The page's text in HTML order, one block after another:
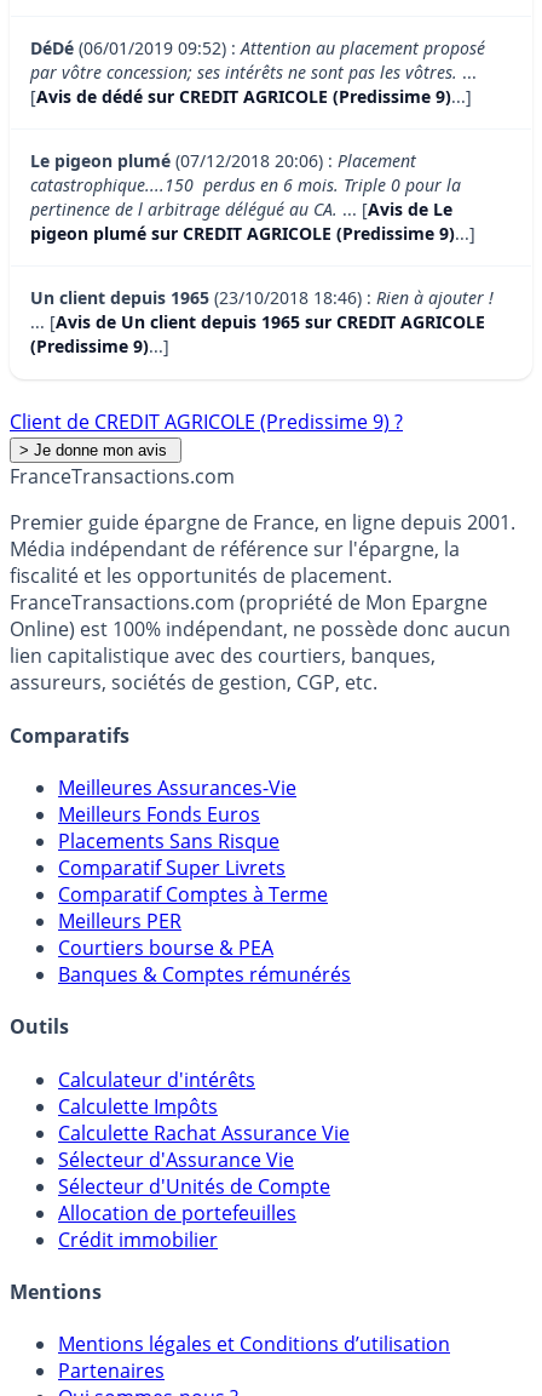
DéDé (06/01/2019 09:52) :Attention au placement proposé
par vôtre concession; ses intérêts ne sont pas les vôtres. ...
[Avis de dédé sur CREDIT AGRICOLE (Predissime 9)...]
Le pigeon plumé (07/12/2018 20:06) : Placement
catastrophique....150  perdus en 6 mois. Triple 0 pour la
pertinence de l arbitrage délégué au CA. ... [Avis de Le
pigeon plumé sur CREDIT AGRICOLE (Predissime 9)...]
Un client depuis 1965 (23/10/2018 18:46) : Rien à ajouter !
... [Avis de Un client depuis 1965 sur CREDIT AGRICOLE
(Predissime 9)...]
Client de CREDIT AGRICOLE (Predissime 9) ?
FranceTransactions.com
Premier guide épargne de France, en ligne depuis 2001.
Média indépendant de référence sur l'épargne, la
fiscalité et les opportunités de placement.
FranceTransactions.com (propriété de Mon Epargne
Online) est 100% indépendant, ne possède donc aucun
lien capitalistique avec des courtiers, banques,
assureurs, sociétés de gestion, CGP, etc.
Comparatifs
Meilleures Assurances-Vie
Meilleurs Fonds Euros
Placements Sans Risque
Comparatif Super Livrets
Comparatif Comptes à Terme
Meilleurs PER
Courtiers bourse & PEA
Banques & Comptes rémunérés
Outils
Calculateur d'intérêts
Calculette Impôts
Calculette Rachat Assurance Vie
Sélecteur d'Assurance Vie
Sélecteur d'Unités de Compte
Allocation de portefeuilles
Crédit immobilier
Mentions
Mentions légales et Conditions d’utilisation
Partenaires